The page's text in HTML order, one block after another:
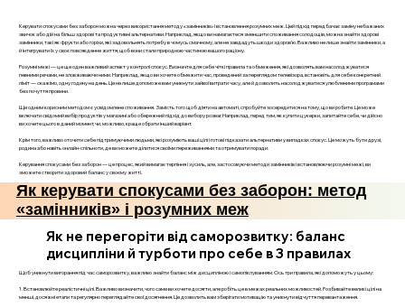
Керувати спокусами без заборон можна через використання методу «замінників» і встановлення розумних меж. Цей підхід передбачає заміну небажаних
звичок або дій на більш здорові та продуктивні альтернативи. Наприклад, якщо ви намагаєтеся зменшити споживання солодощів, можна знайти здорові
замінники, такі як фрукти або горіхи, які задовольнять потребу в чомусь смачному, але не завдадуть шкоди здоров’ю. Важливо не лише знайти замінники, а
й інтегрувати їх у своє повсякденне життя, щоб вони стали природною частиною вашого раціону.
Розумні межі — це ще один важливий аспект у контролі спокус. Визначте для себе чіткі правила та обмеження, які дозволять вам насолоджуватися
певними речами, не зловживаючи ними. Наприклад, якщо ви хочете обмежити час, проведений за переглядом телевізора, встановіть для себе конкретний
ліміт — скажімо, одну годину на день. Це не лише допоможе вам уникнути зайвої витрати часу, але й дозволить насолоджуватися улюбленими програмами
без почуття провини.
Ще одним корисним методом є усвідомлене споживання. Замість того щоб діяти на автоматі, спробуйте зосередитися на тому, що ви робите. Це може
включати свідомий вибір продуктів у магазині або обережний підхід до вибору розваг. Наприклад, перед тим, як купити цукерки, запитайте себе, чи дійсно
ви хочете цього в даний момент, чи, можливо, краще обрати інший варіант.
Крім того, важливо оточити себе підтримуючими людьми, які розуміють ваші цілі і готові підказати альтернативи у випадках спокус. Це можуть бути друзі,
родина або навіть онлайн-спільноти, де ви можете ділитися своїми переживаннями та отримувати поради.
Керування спокусами без заборон — це процес, який вимагає терпіння і зусиль, але, застосовуючи методи замінників і встановлюючи розумні межі, ви
зможете створити здоровий баланс у своєму житті.
Як керувати спокусами без заборон: метод
«замінників» і розумних меж
Як не перегоріти від саморозвитку: баланс
дисципліни й турботи про себе в 3 правилах
Щоб уникнути вигорання під час саморозвитку, важливо знайти баланс між дисципліною і самопіклуванням. Ось три правила, які допоможуть у цьому:
1. Встановлюйте реалістичні цілі. Важливо визначити, чого саме ви хочете досягти, але робіть це в межах реальних можливостей. Розбивайте великі цілі на
менші, досяжні етапи та регулярно переглядайте свої досягнення. Це дозволить вам зберігати мотивацію та уникнути відчуття перевантаження.